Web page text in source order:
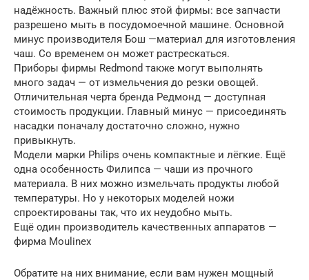
надёжность. Важный плюс этой фирмы: все запчасти
разрешено мыть в посудомоечной машине. Основной
минус производителя Бош —материал для изготовления
чаш. Со временем он может растрескаться.
Приборы фирмы Redmond также могут выполнять
много задач — от измельчения до резки овощей.
Отличительная черта бренда Редмонд — доступная
стоимость продукции. Главный минус — присоединять
насадки поначалу достаточно сложно, нужно
привыкнуть.
Модели марки Philips очень компактные и лёгкие. Ещё
одна особенность Филипса — чаши из прочного
материала. В них можно измельчать продукты любой
температуры. Но у некоторых моделей ножи
спроектированы так, что их неудобно мыть.
Ещё один производитель качественных аппаратов —
фирма Moulinex
Обратите на них внимание, если вам нужен мощный